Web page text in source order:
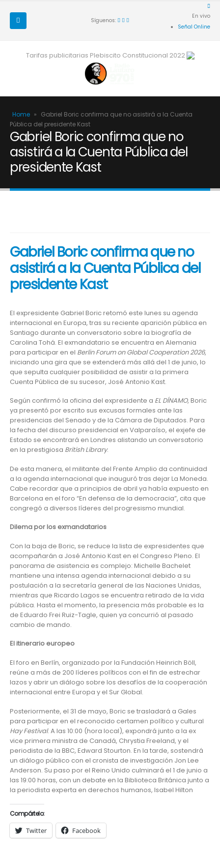
Síguenos:
En vivo
Señal Online
Tarifas publicitarias Plebiscito Constitucional 2022
Home » Gabriel Boric confirma que no asistirá a la Cuenta
Pública del presidente Kast
Gabriel Boric confirma que no
asistirá a la Cuenta Pública del
presidente Kast
Gabriel Boric confirma que no
asistirá a la Cuenta Pública del
presidente Kast
El expresidente Gabriel Boric retomó este lunes su agenda
internacional en Europa, tras su reciente aparición pública en
Santiago durante un conversatorio sobre la biografía de
Carolina Tohá. El exmandatario se encuentra en Alemania
para participar en el Berlin Forum on Global Cooperation 2026,
iniciando una gira que se extenderá más allá del 1 de junio, lo
que sepulta cualquier posibilidad de asistir a la primera
Cuenta Pública de su sucesor, José Antonio Kast.
Según confirmó la oficina del expresidente a EL DÍNAMO, Boric
ya presentó por escrito sus excusas formales ante las
presidencias del Senado y de la Cámara de Diputados. Para
la fecha del discurso presidencial en Valparaíso, el exjefe de
Estado se encontrará en Londres alistando un conversatorio
en la prestigiosa British Library.
De esta manera, el militante del Frente Amplio da continuidad
a la agenda internacional que inauguró tras dejar La Moneda.
Cabe recordar que a principios de abril ya había expuesto en
Barcelona en el foro “En defensa de la democracia”, cita que
congregó a diversos líderes del progresismo mundial.
Dilema por los exmandatarios
Con la baja de Boric, se reduce la lista de expresidentes que
acompañarán a José Antonio Kast en el Congreso Pleno. El
panorama de asistencia es complejo: Michelle Bachelet
mantiene una intensa agenda internacional debido a su
postulación a la secretaría general de las Naciones Unidas,
mientras que Ricardo Lagos se encuentra retirado de la vida
pública. Hasta el momento, la presencia más probable es la
de Eduardo Frei Ruiz-Tagle, quien ya concurrió al pasado
cambio de mando.
El itinerario europeo
El foro en Berlín, organizado por la Fundación Heinrich Böll,
reúne a más de 200 líderes políticos con el fin de estrechar
lazos y abrir un diálogo sobre los desafíos de la cooperación
internacional entre Europa y el Sur Global.
Posteriormente, el 31 de mayo, Boric se trasladará a Gales
para participar en el reconocido certamen político y cultural
Hay Festival. A las 10:00 (hora local), expondrá junto a la ex
vice primera ministra de Canadá, Chrystia Freeland, y el
periodista de la BBC, Edward Stourton. En la tarde, sostendrá
un diálogo público con el cronista de investigación Jon Lee
Anderson. Su paso por el Reino Unido culminará el 1 de junio a
las 19:00 horas, con un debate en la Biblioteca Británica junto a
la periodista experta en derechos humanos, Isabel Hilton
Compártelo:
Twitter Facebook